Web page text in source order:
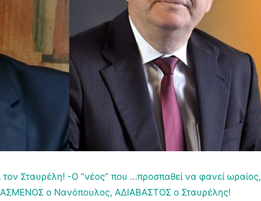
Σταυρέλη! -Ο “νέος” που …προσπαθεί να φανεί ωραίος,
ο Νανόπουλος, ΑΔΙΑΒΑΣΤΟΣ ο Σταυρέλης!